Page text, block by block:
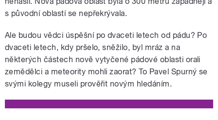
s původní oblastí se nepřekrývala.
Ale budou vědci úspěšní po dvaceti letech od pádu? Po
dvaceti letech, kdy pršelo, sněžilo, byl mráz a na
některých částech nově vytyčené pádové oblasti orali
zemědělci a meteority mohli zaorat? To Pavel Spurný se
svými kolegy museli prověřit novým hledáním.